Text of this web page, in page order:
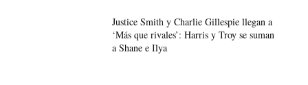
Justice Smith y Charlie Gillespie llegan a
‘Más que rivales’: Harris y Troy se suman
a Shane e Ilya